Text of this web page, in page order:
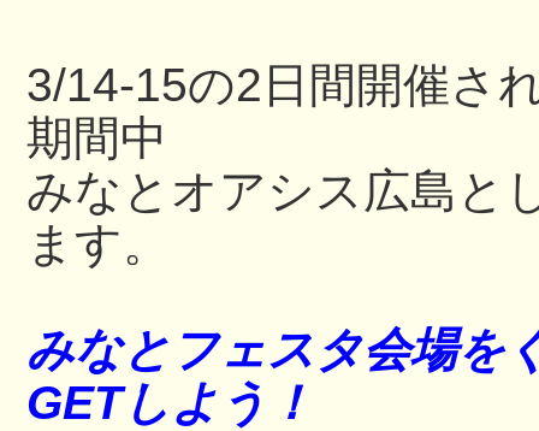
3/14-15の2日間開催さ
期間中
みなとオアシス広島と
ます。
みなとフェスタ会場を
GETしよう！